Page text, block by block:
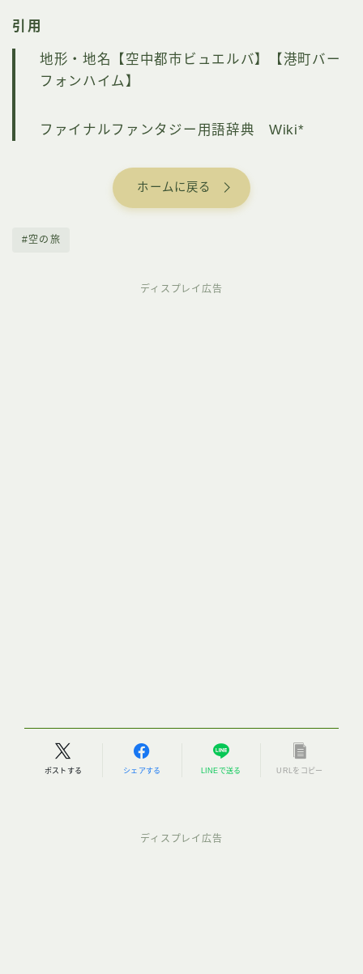
引用
地形・地名【空中都市ビュエルバ】【港町バー
フォンハイム】
ファイナルファンタジー用語辞典 Wiki*
ホームに戻る
#空の旅
ディスプレイ広告
ポストする シェアする LINEで送る URLをコピー
ディスプレイ広告